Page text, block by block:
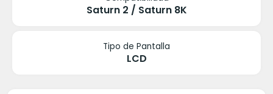
Saturn 2 / Saturn 8K
Tipo de Pantalla
LCD